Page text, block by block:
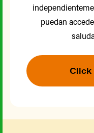
puedan
Click